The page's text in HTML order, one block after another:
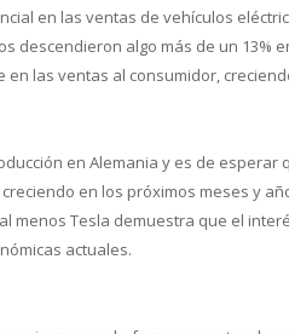
en las ventas de vehículos
descendieron algo más de un 13%
las ventas al consumidor,
en Alemania y es de esperar
en los próximos meses y
menos Tesla demuestra que el
actuales.